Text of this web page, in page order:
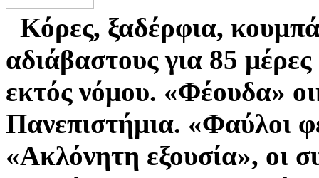
Κόρες, ξαδέρφια,
αδιάβαστουςγια 85
εκτός νόμου. «Φέουδα»
Πανεπιστήμια. «Φαύλοι
«Ακλόνητη εξουσία», οι